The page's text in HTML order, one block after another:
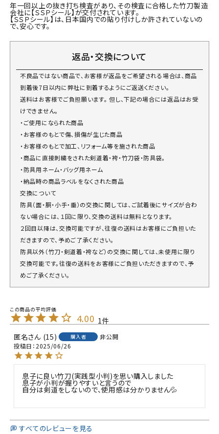
年一回以上の抜き打ち検査があり、その検査に合格した竹刀製造
会社に【ＳＳＰシール】が交付されています。
【ＳＳＰシール】は、日本国内での貼り付けしか許されていないの
で、安心です。
返品・交換について
不良品ではない商品で、お客様が返品をご希望される場合は、商品
到着後7日以内に弊社に到着するようにご返送ください。
送料はお客様でご負担願います。 但し、下記の場合には返品はお受
けできません。
・ご使用になられた商品
・お客様のもとで傷、損傷が生じた商品
・お客様のもとで加工、リフォーム等を施された商品
・商品に直接刺繍をされた剣道着・袴・竹刀袋・防具袋。
・防具用ネーム・バッグ用ネーム
・納品時の商品ラベルをなくされた商品
交換について
防具（面・胴・小手・垂）の交換に関しては、ご試着後にサイズが合わ
ない場合には、１回に限り、交換の送料は無料となります。
２回目以降は、交換可能ですが、往復の送料はお客様にご負担いた
だきますので、予めご了承ください。
防具以外（竹刀・剣道着・袴など）の交換に関しては、未使用に限り
交換可能です。往復の送料をお客様にご負担いただきますので、予
めご了承ください。
4.00 1
匿名
15 購入者
非公開
投稿日 2025/06/26
息子に良い竹刀(実践型小判)を思い購入しました
息子が小判が握りやすいと言うので
自分は剣道をしないので、使用感は分かりません💦
すべてのレビューを見る